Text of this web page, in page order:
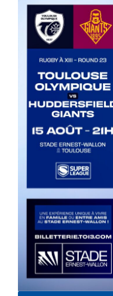
UK – MATHIEU
YEAR CONTRACT
16 juin 2026